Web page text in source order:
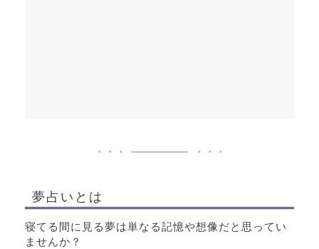
夢占いとは
寝てる間に見る夢は単なる記憶や想像だと思ってい
ませんか？